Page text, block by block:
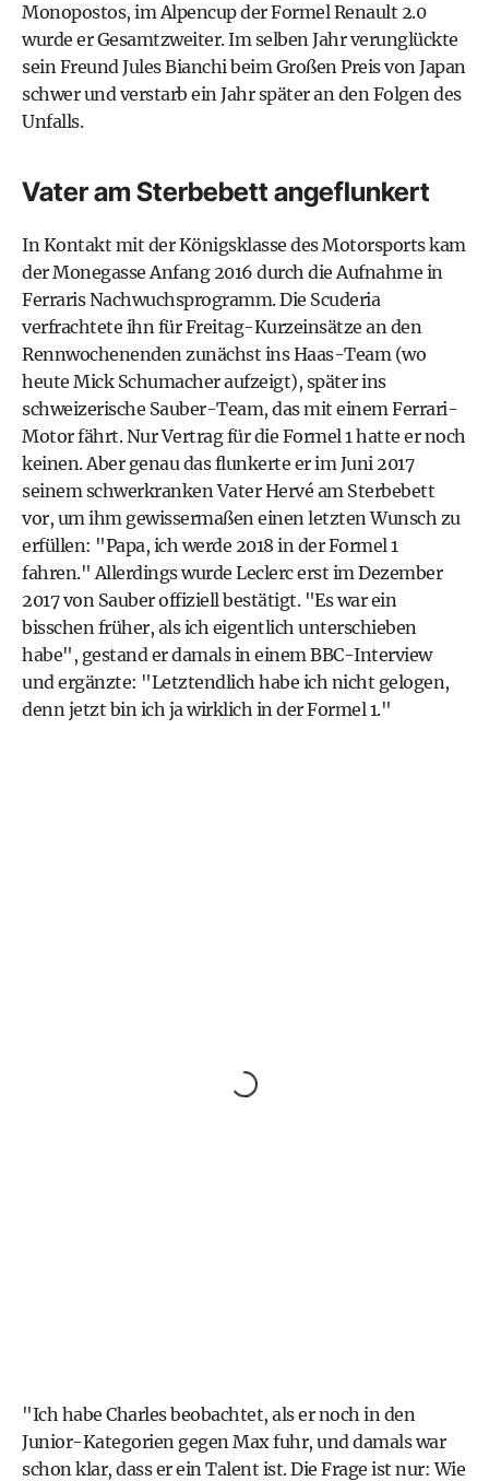
Monopostos, im Alpencup der Formel Renault 2.0
wurde er Gesamtzweiter. Im selben Jahr verunglückte
sein Freund Jules Bianchi beim Großen Preis von Japan
schwer und verstarb ein Jahr später an den Folgen des
Unfalls.
Vater am Sterbebett angeflunkert
In Kontakt mit der Königsklasse des Motorsports kam
der Monegasse Anfang 2016 durch die Aufnahme in
Ferraris Nachwuchsprogramm. Die Scuderia
verfrachtete ihn für Freitag-Kurzeinsätze an den
Rennwochenenden zunächst ins Haas-Team (wo
heute Mick Schumacher aufzeigt), später ins
schweizerische Sauber-Team, das mit einem Ferrari-
Motor fährt. Nur Vertrag für die Formel 1 hatte er noch
keinen. Aber genau das flunkerte er im Juni 2017
seinem schwerkranken Vater Hervé am Sterbebett
vor, um ihm gewissermaßen einen letzten Wunsch zu
erfüllen: "Papa, ich werde 2018 in der Formel 1
fahren." Allerdings wurde Leclerc erst im Dezember
2017 von Sauber offiziell bestätigt. "Es war ein
bisschen früher, als ich eigentlich unterschieben
habe", gestand er damals in einem BBC-Interview
und ergänzte: "Letztendlich habe ich nicht gelogen,
denn jetzt bin ich ja wirklich in der Formel 1."
"Ich habe Charles beobachtet, als er noch in den
Junior-Kategorien gegen Max fuhr, und damals war
schon klar, dass er ein Talent ist. Die Frage ist nur: Wie